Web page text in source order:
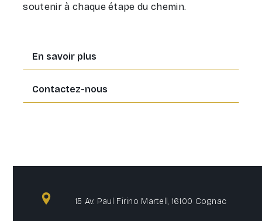
soutenir à chaque étape du chemin.
En savoir plus
Contactez-nous
15 Av. Paul Firino Martell, 16100 Cognac